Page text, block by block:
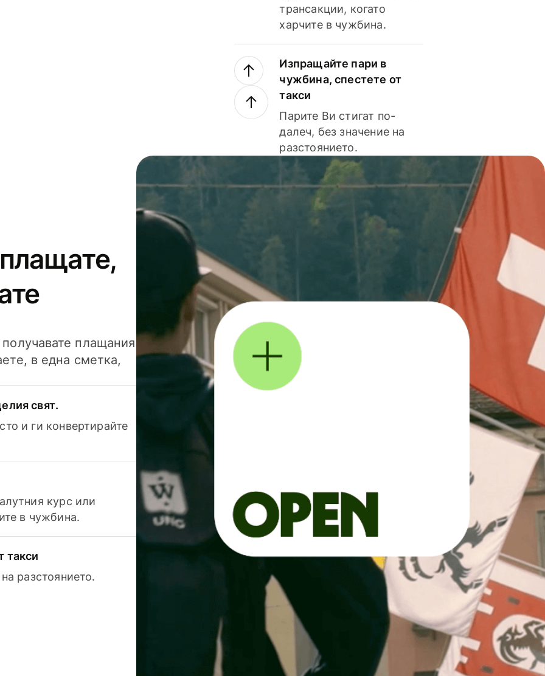
трансакции, когато
харчите в чужбина.
Изпращайте пари в
чужбина, спестете от
такси
Парите Ви стигат по-
далеч, без значение на
разстоянието.
плащания
в една сметка,
свят.
и ги конвертирайте
курс или
в чужбина.
такси
разстоянието.